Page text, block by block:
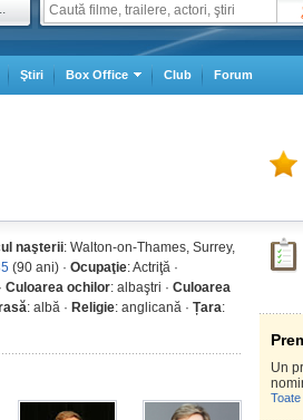
Ştiri Box Office Club Forum
naşterii: Walton-on-Thames, Surrey,
(90 ani) · Ocupaţie: Actriţă ·
Culoarea ochilor: albaştri · Culoarea
: albă · Religie: anglicană · Țara:
Un